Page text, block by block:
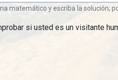
matemático y escriba la solución;
si usted es un visitante